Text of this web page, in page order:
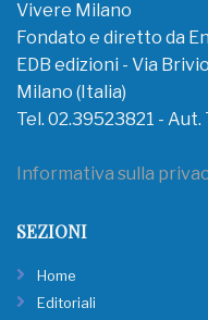
Vivere Milano
Fondato e diretto da
EDB edizioni - Via
Milano (Italia)
Tel. 02.39523821 -
Informativa sulla
SEZIONI
Home
Editoriali